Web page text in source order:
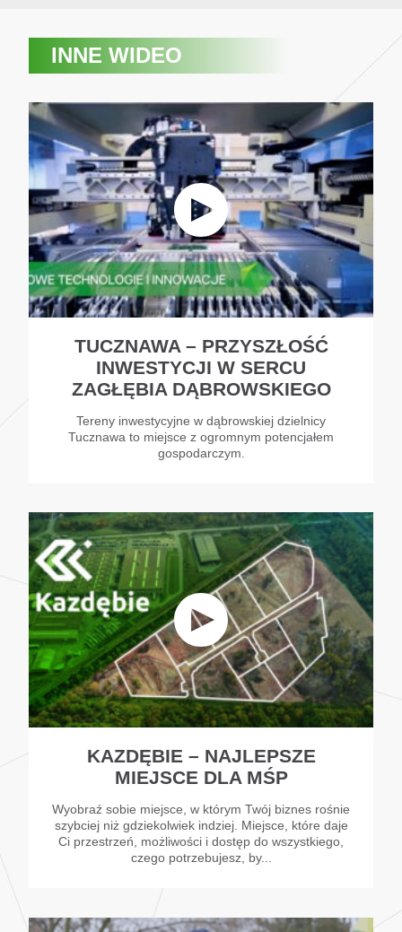
INNE WIDEO
TUCZNAWA – PRZYSZŁOŚĆ
INWESTYCJI W SERCU
ZAGŁĘBIA DĄBROWSKIEGO
Tereny inwestycyjne w dąbrowskiej dzielnicy
Tucznawa to miejsce z ogromnym potencjałem
gospodarczym.
KAZDĘBIE – NAJLEPSZE
MIEJSCE DLA MŚP
Wyobraź sobie miejsce, w którym Twój biznes rośnie
szybciej niż gdziekolwiek indziej. Miejsce, które daje
Ci przestrzeń, możliwości i dostęp do wszystkiego,
czego potrzebujesz, by...